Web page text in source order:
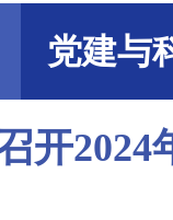
党建与
开2024